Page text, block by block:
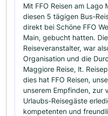
Mit FFO Reisen am
diesen 5 tägigen Bus-
direkt bei Schöne FFO
Main, gebucht hatten.
Reiseveranstalter, war
Organisation und die
Maggiore Reise, lt.
dies hat FFO Reisen,
unserem Empfinden, zur
Urlaubs-Reisegäste
kompetenten und